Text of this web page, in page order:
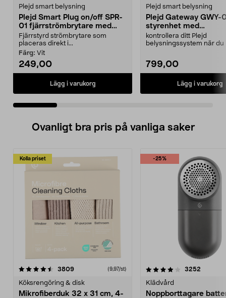
Plejd smart belysning
Plejd Smart Plug on/off SPR-
01 fjärrströmbrytare med
Bluetooth
Fjärrstyrd strömbrytare som
placeras direkt i...
Färg: Vit
249,00
Lägg i varukorg
Plejd smart belysning
Plejd Gateway GWY-
styrenhet med
internetanslutning
kontrollera ditt Plejd
belysningssystem när du
799,00
Lägg i varukorg
Ovanligt bra pris på vanliga saker
Kolla priset
3809recensioner (9,97/st)
Köksrengöring & disk
Mikrofiberduk 32 x 31 cm, 4-
-25%
4.0av 5 stjärnor 3252
Klädvård
Noppborttagare
4.5av 5 stjärnor